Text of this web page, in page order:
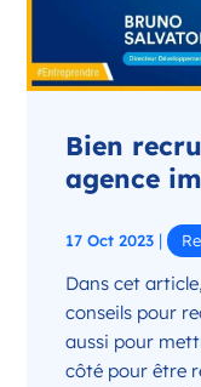
Bien
agence
17 Oct 2023 |
Dans cet
conseils pour
aussi pour
côté pour être